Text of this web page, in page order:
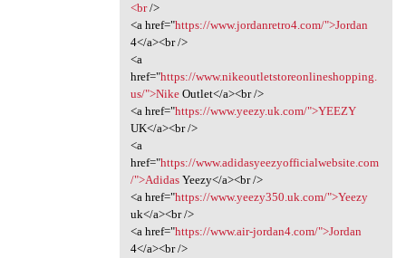
<br/>
<a href="https://www.jordanretro4.com/">Jordan
4</a><br />
<a
href="https://www.nikeoutletstoreonlineshopping.
us/">NikeOutlet</a><br />
<a href="https://www.yeezy.uk.com/">YEEZY
UK</a><br />
<a
href="https://www.adidasyeezyofficialwebsite.com
/">AdidasYeezy</a><br />
<a href="https://www.yeezy350.uk.com/">Yeezy
uk</a><br />
<a href="https://www.air-jordan4.com/">Jordan
4</a><br />